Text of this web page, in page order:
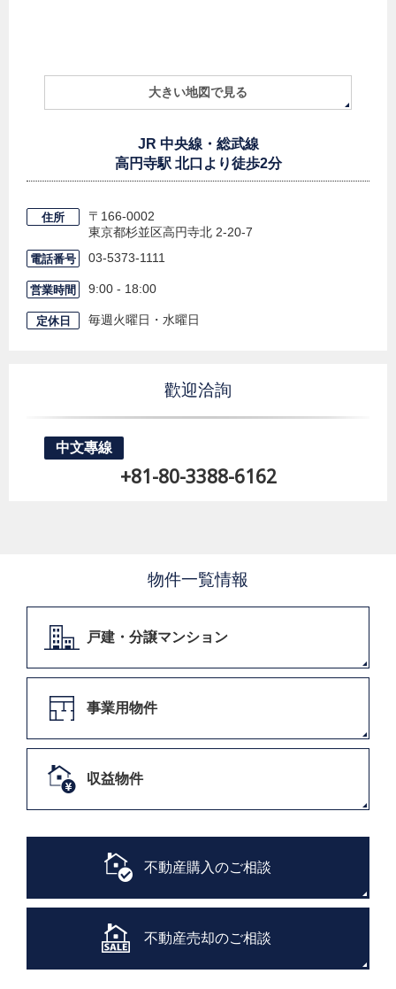
大きい地図で見る
JR 中央線・総武線
高円寺駅 北口より徒歩2分
住所
〒166-0002
東京都杉並区高円寺北 2-20-7
電話番号 03-5373-1111
営業時間 9:00 - 18:00
定休日 毎週火曜日・水曜日
歡迎洽詢
中文專線
+81-80-3388-6162
物件一覧情報
戸建・分譲マンション
事業用物件
収益物件
不動産購入のご相談
不動産売却のご相談